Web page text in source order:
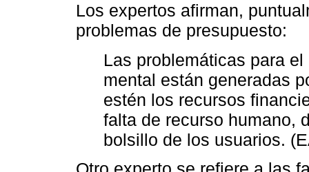
Los expertos afirman,
problemas de presupuesto:
Las problemáticas para
mental están generadas
estén los recursos
falta de recurso humano,
bolsillo de los usuarios.